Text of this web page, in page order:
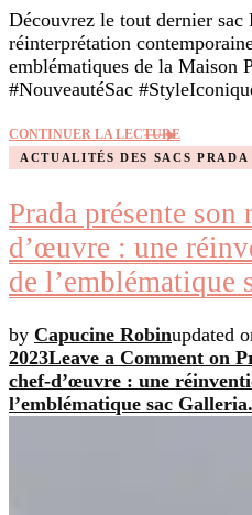
Découvrez le tout dernier
réinterprétation
emblématiques de la Maison
#NouveautéSac
CONTINUER LA LECTURE
ACTUALITÉS DES SACS PRADA
Prada présente son
d’œuvre : une
de l’emblématique
by Capucine Robinupdated
2023Leave a Comment on
chef-d’œuvre : une
l’emblématique sac Galleria.